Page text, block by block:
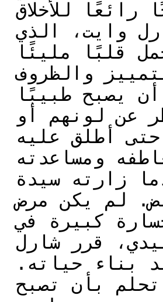
بالطيبة والحب للآخرين. على الرغم من التمييز والظروف
عجوز طلبت مساعدته لعلاج زوجها المريض. لم يكن مرض
الرجل جسديًا بل نفسيًا، ناتج عن خسارة كبيرة في